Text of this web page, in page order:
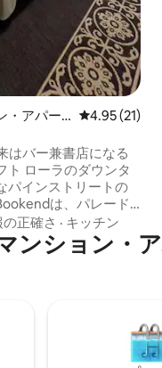
・アパー
レビュー21
4.95 (21)
はバー兼書店になる
ンタ
パインストリートの
は、パレード
マンタジーにイン
わりな隠れ家です。
からすぐの場所に
く、階下に
」がオープンし、ク
ンアルコールのエリ
正確さ · キッチン
ンション・